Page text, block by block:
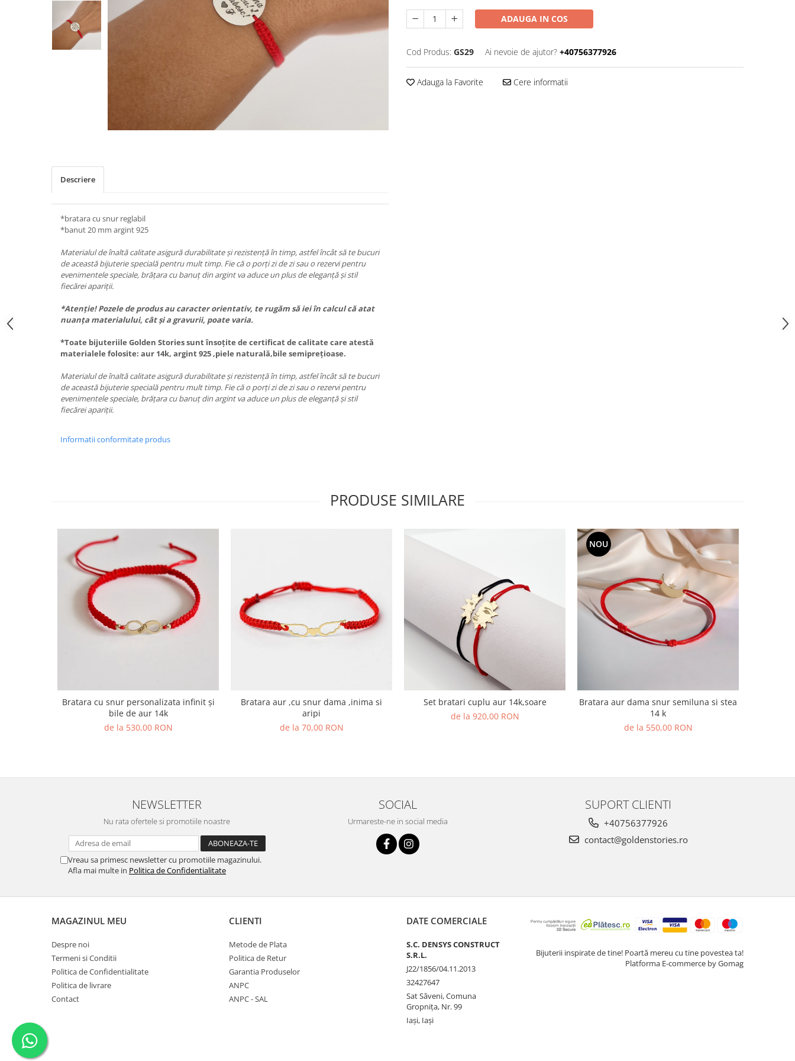
ADAUGA IN COS
Cod Produs: GS29 Ai nevoie de ajutor? +40756377926
Adauga la Favorite Cere informatii
Descriere
*bratara cu snur reglabil
*banut 20 mm argint 925
Materialul de înaltă calitate asigură durabilitate și rezistență în timp, astfel încât să te bucuri
de această bijuterie specială pentru mult timp. Fie că o porți zi de zi sau o rezervi pentru
evenimentele speciale, brățara cu banuț din argint va aduce un plus de eleganță și stil
fiecărei apariții.
*Atenție! Pozele de produs au caracter orientativ, te rugăm să iei în calcul că atat
nuanța materialului, cât și a gravurii, poate varia.
*Toate bijuteriile Golden Stories sunt însoțite de certificat de calitate care atestă
materialele folosite: aur 14k, argint 925 ,piele naturală,bile semiprețioase.
Materialul de înaltă calitate asigură durabilitate și rezistență în timp, astfel încât să te bucuri
de această bijuterie specială pentru mult timp. Fie că o porți zi de zi sau o rezervi pentru
evenimentele speciale, brățara cu banuț din argint va aduce un plus de eleganță și stil
fiecărei apariții.
Informatii conformitate produs
PRODUSE SIMILARE
Bratara cu snur personalizata infinit și
bile de aur 14k
de la 530,00 RON
Bratara aur ,cu snur dama ,inima si
aripi
de la 70,00 RON
Set bratari cuplu aur 14k,soare
de la 920,00 RON
NOU
Bratara aur dama snur semiluna si stea
14 k
de la 550,00 RON
NEWSLETTER
Nu rata ofertele si promotiile noastre
Vreau sa primesc newsletter cu promotiile magazinului.
Afla mai multe in Politica de Confidentialitate
SOCIAL
Urmareste-ne in social media
SUPORT CLIENTI
+40756377926
contact@goldenstories.ro
MAGAZINUL MEU
Despre noi
Termeni si Conditii
Politica de Confidentialitate
Politica de livrare
Contact
CLIENTI
Metode de Plata
Politica de Retur
Garantia Produselor
ANPC
ANPC - SAL
DATE COMERCIALE
S.C. DENSYS CONSTRUCT
S.R.L.
J22/1856/04.11.2013
32427647
Sat Săveni, Comuna
Gropnița, Nr. 99
Iași, Iași
Bijuterii inspirate de tine! Poartă mereu cu tine povestea ta!
Platforma E-commerce by Gomag